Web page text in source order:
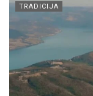
TRADICIJA